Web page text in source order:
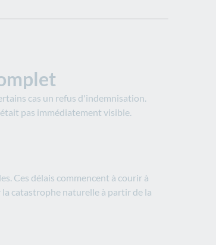
cas un refus d'indemnisation.
pas immédiatement visible.​
Ces délais commencent à courir à
catastrophe naturelle à partir de la